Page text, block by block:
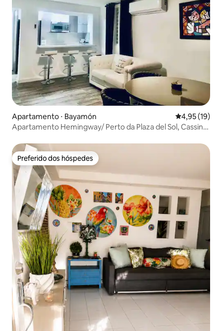
Apartamento ⋅ Bayamón 4,95 de uma
4,95 (19)
Apartamento Hemingway/ Perto da Plaza del Sol, Cassino
Preferido dos hóspedes
Preferido dos hóspedes